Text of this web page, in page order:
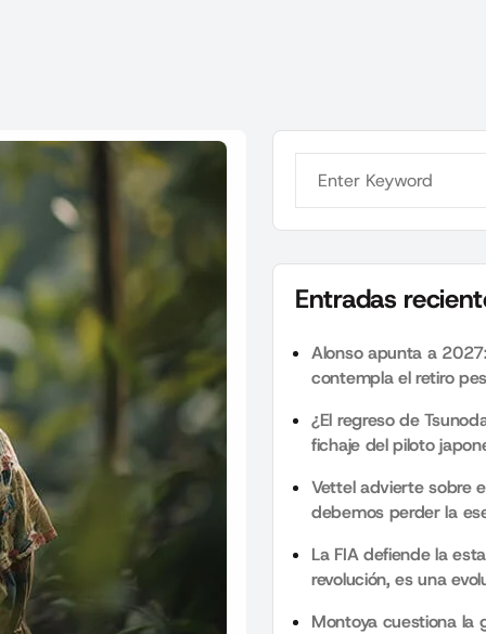
Entradas
Alonso apunta a
contempla el retiro
¿El regreso de
fichaje del piloto
Vettel advierte sobre
debemos perder la
La FIA defiende la
revolución, es una
Montoya cuestiona la